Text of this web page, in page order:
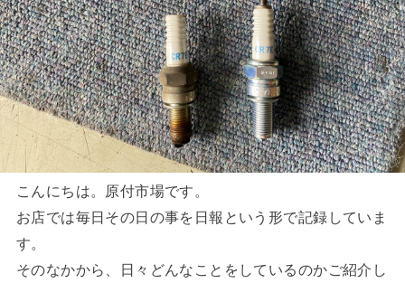
こんにちは。原付市場です。
お店では毎日その日の事を日報という形で記録していま
す。
そのなかから、日々どんなことをしているのかご紹介し